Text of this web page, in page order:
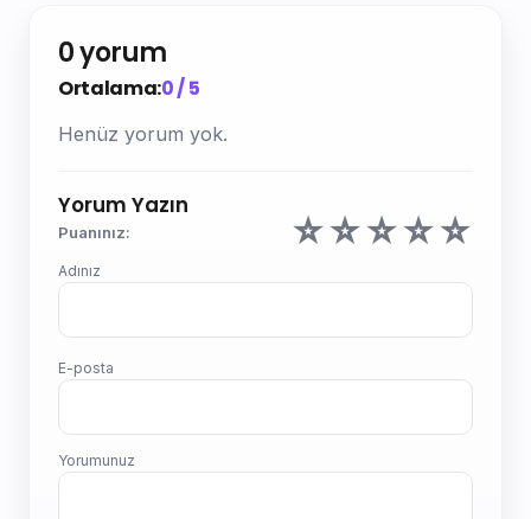
0 yorum
Ortalama:0 / 5
Henüz yorum yok.
Yorum Yazın
Puanınız: ☆☆☆☆☆
Adınız
E-posta
Yorumunuz